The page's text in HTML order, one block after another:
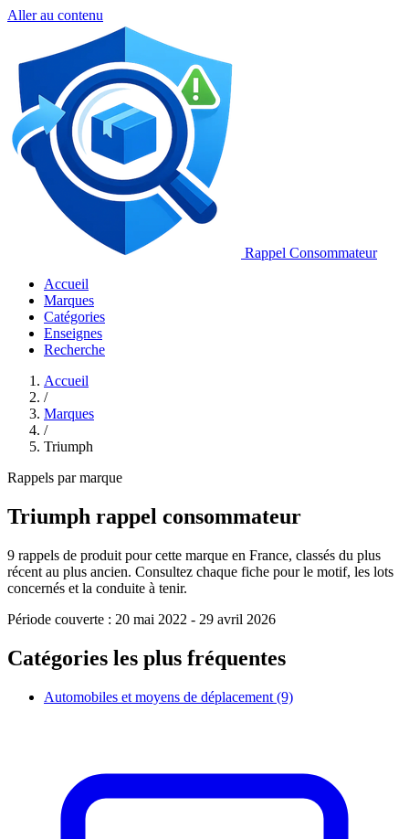
Aller au contenu
Rappel Consommateur
Accueil
Marques
Catégories
Enseignes
Recherche
Accueil
/
Marques
/
Triumph
Rappels par marque
Triumph rappel consommateur
9 rappels de produit pour cette marque en France, classés du plus
récent au plus ancien. Consultez chaque fiche pour le motif, les lots
concernés et la conduite à tenir.
Période couverte : 20 mai 2022 - 29 avril 2026
Catégories les plus fréquentes
Automobiles et moyens de déplacement (9)